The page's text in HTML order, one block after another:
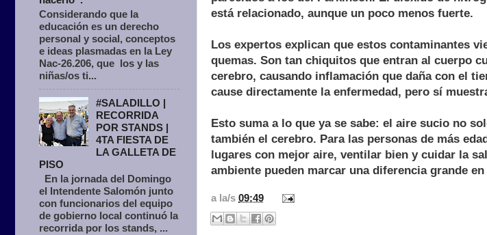
está relacionado, aunque un poco menos fuerte.
Los expertos explican que estos contaminantes
quemas. Son tan chiquitos que entran al cuerpo
cerebro, causando inflamación que daña con el
cause directamente la enfermedad, pero sí
Esto suma a lo que ya se sabe: el aire sucio no
también el cerebro. Para las personas de más
lugares con mejor aire, ventilar bien y cuidar la
ambiente pueden marcar una diferencia grande
a la/s 09:49
Considerando que la
educación es un derecho
personal y social, conceptos
e ideas plasmadas en la Ley
Nac-26.206, que los y las
niñas/os ti...
#SALADILLO |
RECORRIDA
POR STANDS |
4TA FIESTA DE
LA GALLETA DE
PISO
En la jornada del Domingo
el Intendente Salomón junto
con funcionarios del equipo
de gobierno local continuó la
recorrida por los stands, ...